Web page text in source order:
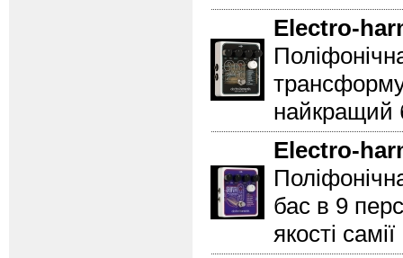
Electro-
найкращий
Electro-
бас в 9
якості